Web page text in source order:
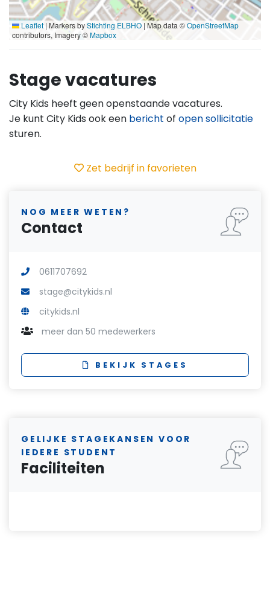
Leaflet | Markers byStichting ELBHO | Map data ©OpenStreetMap
contributors, Imagery ©Mapbox
Stage vacatures
City Kids heeft geen openstaande vacatures.
Je kunt City Kids ook een bericht of open sollicitatie
sturen.
Zet bedrijf in favorieten
NOG MEER WETEN?
Contact
0611707692
stage@citykids.nl
citykids.nl
meer dan 50 medewerkers
BEKIJK STAGES
GELIJKE STAGEKANSEN VOOR
IEDERE STUDENT
Faciliteiten